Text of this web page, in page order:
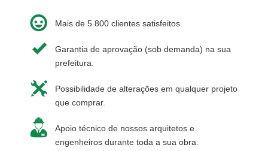
Mais de 5.800 clientes satisfeitos.
Garantia de aprovação (sob demanda) na sua
prefeitura.
Possibilidade de alterações em qualquer projeto
que comprar.
Apoio técnico de nossos arquitetos e
engenheiros durante toda a sua obra.